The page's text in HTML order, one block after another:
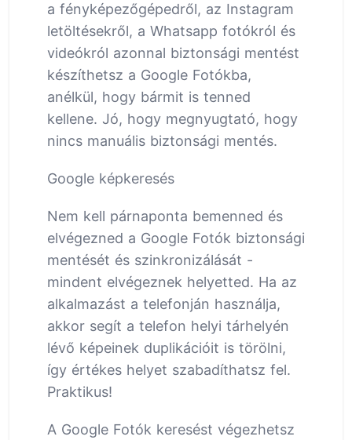
a fényképezőgépedről, az Instagram
letöltésekről, a Whatsapp fotókról és
videókról azonnal biztonsági mentést
készíthetsz a Google Fotókba,
anélkül, hogy bármit is tenned
kellene. Jó, hogy megnyugtató, hogy
nincs manuális biztonsági mentés.
Google képkeresés
Nem kell párnaponta bemenned és
elvégezned a Google Fotók biztonsági
mentését és szinkronizálását -
mindent elvégeznek helyetted. Ha az
alkalmazást a telefonján használja,
akkor segít a telefon helyi tárhelyén
lévő képeinek duplikációit is törölni,
így értékes helyet szabadíthatsz fel.
Praktikus!
A Google Fotók keresést végezhetsz